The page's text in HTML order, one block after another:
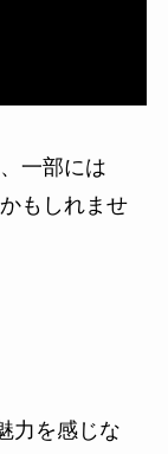
一部には
もしれませ
力を感じな